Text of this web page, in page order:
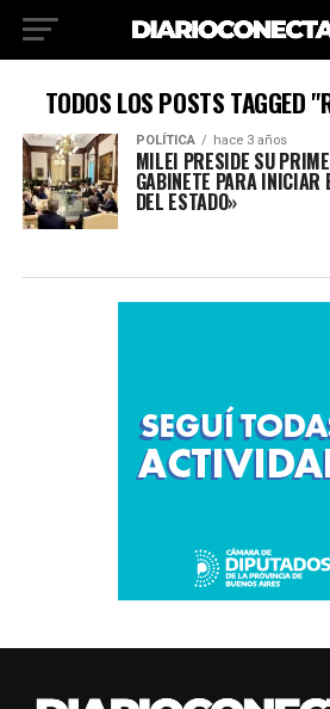
TODOS LOS POSTS TAGGED
POLÍTICA hace 3 años
MILEI PRESIDE SU
GABINETE PARA INICIAR
DEL ESTADO»